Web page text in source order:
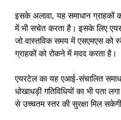
इसके अलावा, यह समाधान ग्राहकों
में भी सचेत करता है। इसके लिए
जो वास्तविक समय में एसएमएस
ग्राहकों को रोकने में मदद करता है।
एयरटेल का यह एआई-संचालित
धोखाधड़ी गतिविधियों का भी पता
से उच्चतम स्तर की सुरक्षा मिल